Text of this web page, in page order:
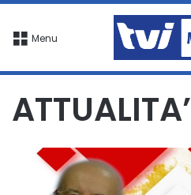
Menu
ATTUALITA’